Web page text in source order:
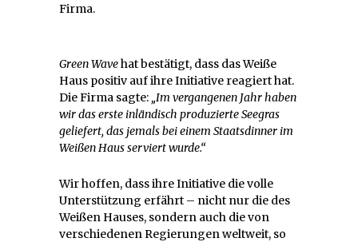
Firma.
Green Wavehat bestätigt, dass das Weiße
Haus positiv auf ihre Initiative reagiert hat.
Die Firma sagte:„Im vergangenen Jahr haben
wir das erste inländisch produzierte Seegras
geliefert, das jemals bei einem Staatsdinner im
Weißen Haus serviert wurde.“
Wir hoffen, dass ihre Initiative die volle
Unterstützung erfährt – nicht nur die des
Weißen Hauses, sondern auch die von
verschiedenen Regierungen weltweit, so